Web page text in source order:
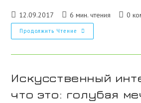
Запись
опубликована:
12.09.2017
Время
чтения:
6 мин. чтения 0
Продолжить Чтение Здравствуй
Android
Oreo.
Удивишь?
Искусственный
что это: голубая